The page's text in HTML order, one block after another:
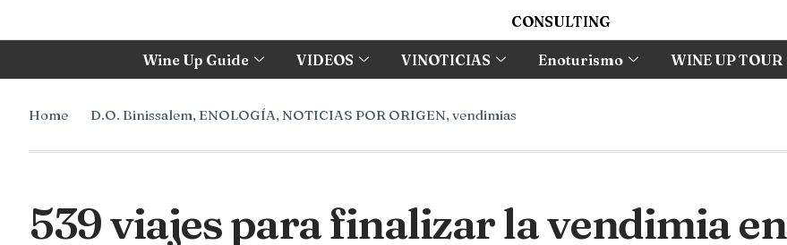
CONSULTING
Wine Up Guide VIDEOS VINOTICIAS Enoturismo WINE UP TOUR
Home D.O. Binissalem, ENOLOGÍA, NOTICIAS POR ORIGEN, vendimias
539 viajes para finalizar la vendimia en